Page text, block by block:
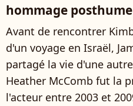
hommage posthume
Avant de rencontrer
d'un voyage en Israël,
partagé la vie d'une
Heather McComb fut la
l'acteur entre 2003 et